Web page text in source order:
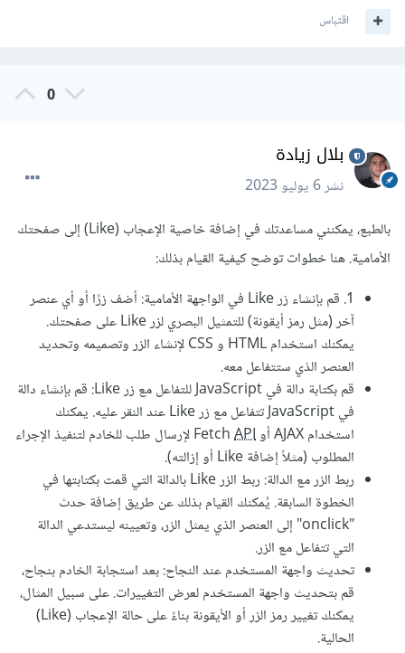
اقتباس
0
بلال زيادة
نشر6 يوليو 2023
بالطبع، يمكنني مساعدتك في إضافة خاصية الإعجاب (Like) إلى صفحتك
الأمامية. هنا خطوات توضح كيفية القيام بذلك:
1. قم بإنشاء زر Like في الواجهة الأمامية: أضف زرًا أو أي عنصر
آخر (مثل رمز أيقونة) للتمثيل البصري لزر Like على صفحتك.
يمكنك استخدام HTML و CSS لإنشاء الزر وتصميمه وتحديد
العنصر الذي ستتفاعل معه.
قم بكتابة دالة في JavaScript للتفاعل مع زر Like: قم بإنشاء دالة
في JavaScript تتفاعل مع زر Like عند النقر عليه. يمكنك
استخدام AJAX أو Fetch
API
لإرسال طلب للخادم لتنفيذ الإجراء
المطلوب (مثلاً إضافة Like أو إزالته).
ربط الزر مع الدالة: ربط الزر Like بالدالة التي قمت بكتابتها في
الخطوة السابقة. يُمكنك القيام بذلك عن طريق إضافة حدث
"onclick" إلى العنصر الذي يمثل الزر، وتعيينه ليستدعي الدالة
التي تتفاعل مع الزر.
تحديث واجهة المستخدم عند النجاح: بعد استجابة الخادم بنجاح،
قم بتحديث واجهة المستخدم لعرض التغييرات. على سبيل المثال،
يمكنك تغيير رمز الزر أو الأيقونة بناءً على حالة الإعجاب (Like)
الحالية.